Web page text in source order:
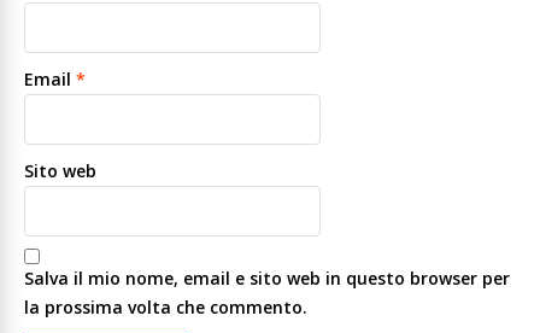
Email *
Sito web
Salva il mio nome, email e sito web in questo browser per
la prossima volta che commento.